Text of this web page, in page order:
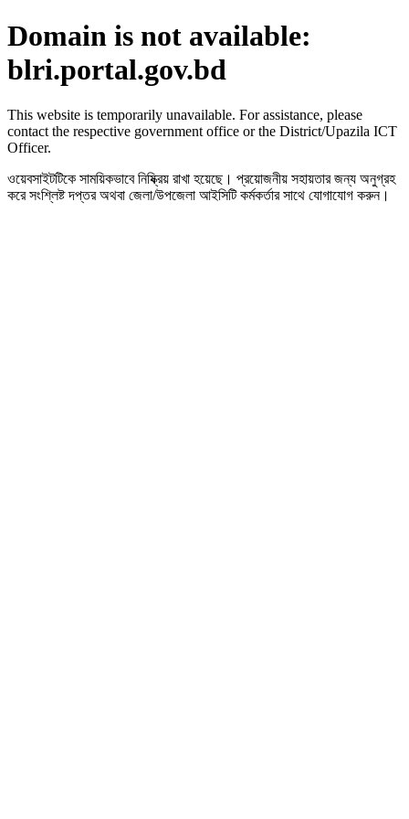
Domain is not available:
blri.portal.gov.bd
This website is temporarily unavailable. For assistance, please
contact the respective government office or the District/Upazila ICT
Officer.
ওয়েবসাইটটিকে সাময়িকভাবে নিষ্ক্রিয় রাখা হয়েছে। প্রয়োজনীয় সহায়তার জন্য অনুগ্রহ
করে সংশ্লিষ্ট দপ্তর অথবা জেলা/উপজেলা আইসিটি কর্মকর্তার সাথে যোগাযোগ করুন।